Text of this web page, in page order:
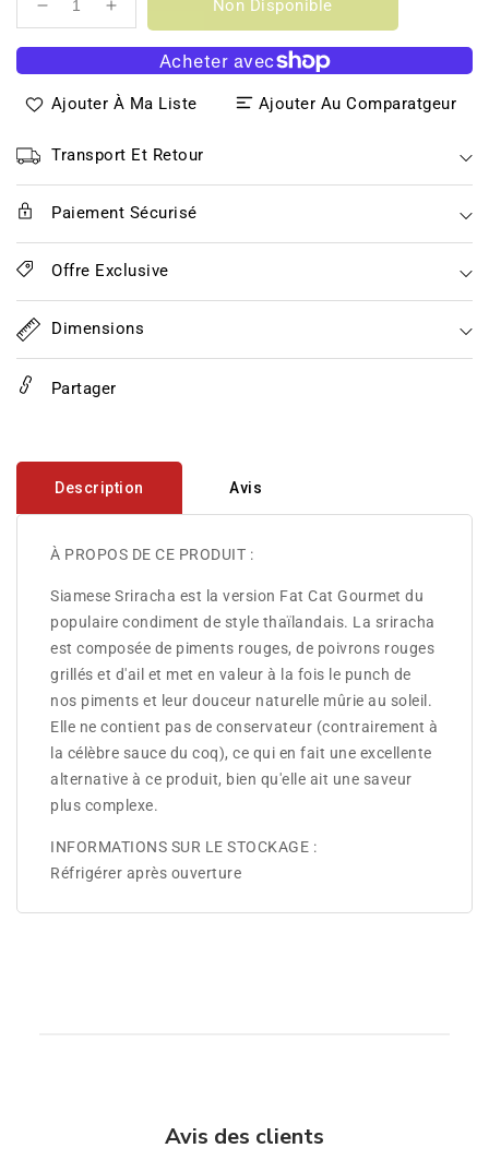
Réduire
Siamese
Chili
(Preservative
Free)
Fat
Augmenter
quantité
Siamese
Chili
(Preservative
Free)
Fat
Non Disponible
Ajouter À Ma Liste Ajouter Au Comparatgeur
Transport Et Retour
Paiement Sécurisé
Offre Exclusive
Dimensions
Partager
Description Avis
À PROPOS DE CE PRODUIT :
Siamese Sriracha est la version Fat Cat Gourmet du
populaire condiment de style thaïlandais. La sriracha
est composée de piments rouges, de poivrons rouges
grillés et d'ail et met en valeur à la fois le punch de
nos piments et leur douceur naturelle mûrie au soleil.
Elle ne contient pas de conservateur (contrairement à
la célèbre sauce du coq), ce qui en fait une excellente
alternative à ce produit, bien qu'elle ait une saveur
plus complexe.
INFORMATIONS SUR LE STOCKAGE :
Réfrigérer après ouverture
Avis des clients